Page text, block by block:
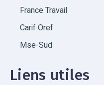
France Travail
Carif Oref
Mse-Sud
Liens utiles